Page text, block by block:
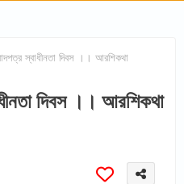
স্বাধীনতা দিবস ।। আরশিকথা
দিবস ।। আরশিকথা